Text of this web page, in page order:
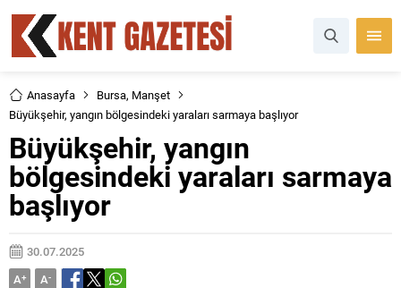
Anasayfa Bursa, Manşet
Büyükşehir, yangın bölgesindeki yaraları sarmaya başlıyor
Büyükşehir, yangın
bölgesindeki yaraları sarmaya
başlıyor
30.07.2025
A+ A-